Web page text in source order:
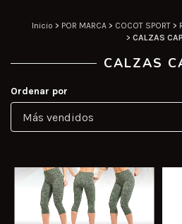
Inicio > POR MARCA > COCOT SPORT >
> CALZAS
CALZAS
Ordenar por